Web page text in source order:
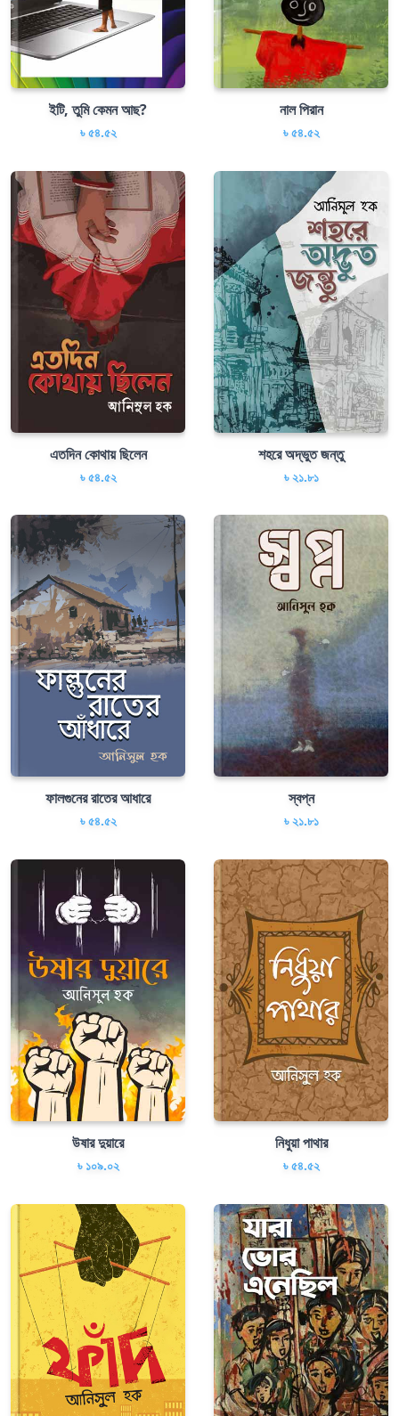
ইটি, তুমি কেমন আছ?
৳ ৫৪.৫২
নাল পিরান
৳ ৫৪.৫২
এতদিন কোথায় ছিলেন
৳ ৫৪.৫২
শহরে অদ্ভুত জন্তু
৳ ২১.৮১
ফালগুনের রাতের আধারে
৳ ৫৪.৫২
স্বপ্ন
৳ ২১.৮১
উষার দুয়ারে
৳ ১০৯.০২
নিধুয়া পাথার
৳ ৫৪.৫২